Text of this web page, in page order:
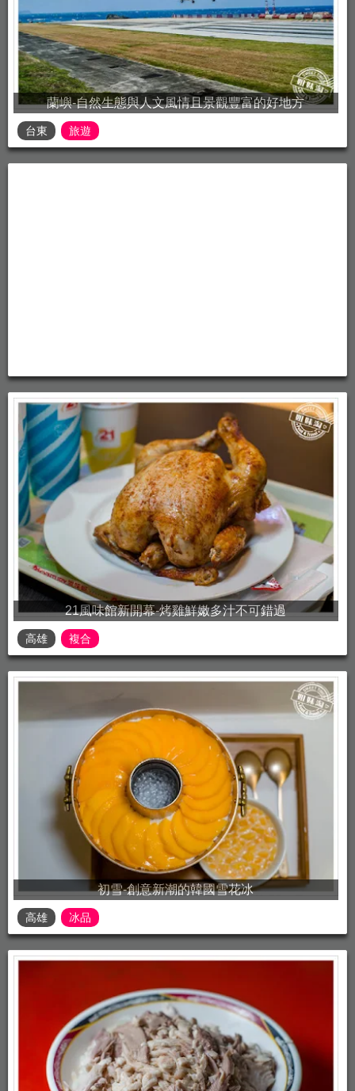
蘭嶼-自然生態與人文風情且景觀豐富的好地方
台東 旅遊
21風味館新開幕-烤雞鮮嫩多汁不可錯過
高雄 複合
初雪-創意新潮的韓國雪花冰
高雄 冰品